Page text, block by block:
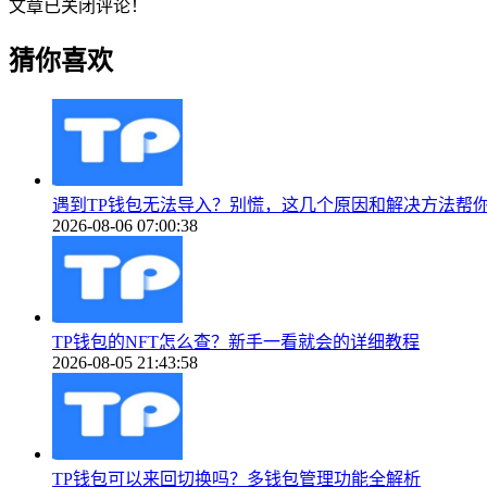
文章已关闭评论！
猜你喜欢
遇到TP钱包无法导入？别慌，这几个原因和解决方法帮
2026-08-06 07:00:38
TP钱包的NFT怎么查？新手一看就会的详细教程
2026-08-05 21:43:58
TP钱包可以来回切换吗？多钱包管理功能全解析